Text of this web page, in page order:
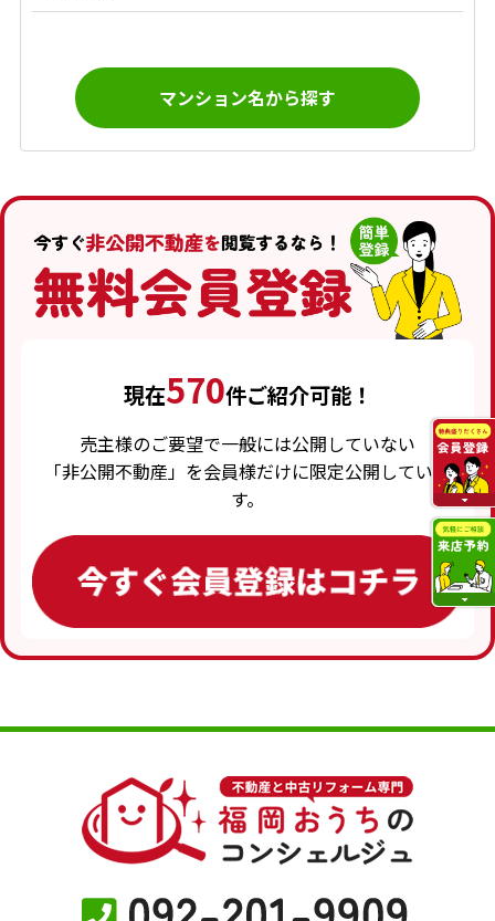
マンション名から探す
現在570件ご紹介可能！
売主様のご要望で一般には公開していない
「非公開不動産」を会員様だけに限定公開していま
す。